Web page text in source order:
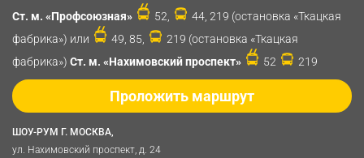
ШОУ-РУМ Г. МОСКВА,
ул. Нахимовский проспект, д. 24
Ст. м. «Профсоюзная» 52,
44, 219 (остановка «Ткацкая
фабрика») или
49, 85,
219 (остановка «Ткацкая
фабрика») Ст. м. «Нахимовский проспект» 52 219
Проложить маршрут